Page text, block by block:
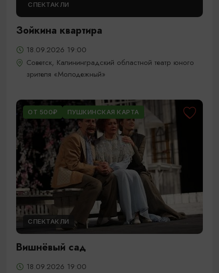
СПЕКТАКЛИ
Зойкина квартира
18.09.2026 19:00
Советск, Калининградский областной театр юного
зрителя «Молодежный»
ОТ 500₽ ПУШКИНСКАЯ КАРТА
СПЕКТАКЛИ
Вишнёвый сад
18.09.2026 19:00